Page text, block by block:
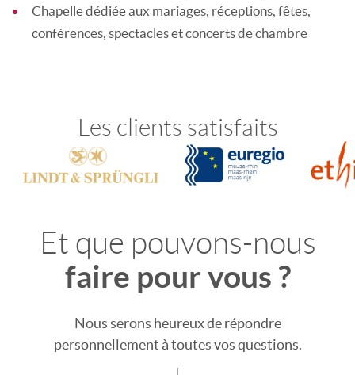
Chapelledédiée aux mariages, réceptions, fêtes,
conférences, spectacles et concerts de chambre
Les clients satisfaits
Et que pouvons-nous
faire pour vous ?
Nous serons heureux de répondre
personnellement à toutes vos questions.